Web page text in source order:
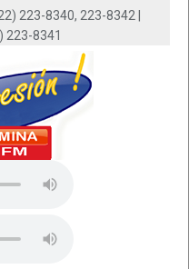
223-8340, 223-8342 |
223-8341